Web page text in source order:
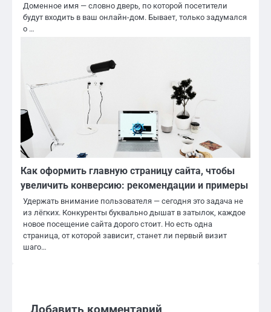
Доменное имя — словно дверь, по которой посетители
будут входить в ваш онлайн-дом. Бывает, только задумался
о …
Как оформить главную страницу сайта, чтобы
увеличить конверсию: рекомендации и примеры
Удержать внимание пользователя — сегодня это задача не
из лёгких. Конкуренты буквально дышат в затылок, каждое
новое посещение сайта дорого стоит. Но есть одна
страница, от которой зависит, станет ли первый визит
шаго…